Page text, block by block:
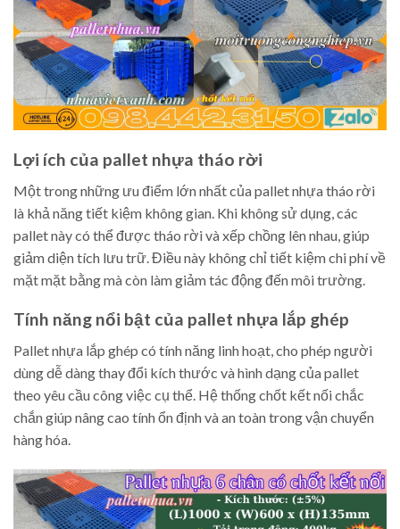
Lợi ích của pallet nhựa tháo rời
Một trong những ưu điểm lớn nhất của pallet nhựa tháo rời
là khả năng tiết kiệm không gian. Khi không sử dụng, các
pallet này có thể được tháo rời và xếp chồng lên nhau, giúp
giảm diện tích lưu trữ. Điều này không chỉ tiết kiệm chi phí về
mặt mặt bằng mà còn làm giảm tác động đến môi trường.
Tính năng nổi bật của pallet nhựa lắp ghép
Pallet nhựa lắp ghép có tính năng linh hoạt, cho phép người
dùng dễ dàng thay đổi kích thước và hình dạng của pallet
theo yêu cầu công việc cụ thể. Hệ thống chốt kết nối chắc
chắn giúp nâng cao tính ổn định và an toàn trong vận chuyển
hàng hóa.